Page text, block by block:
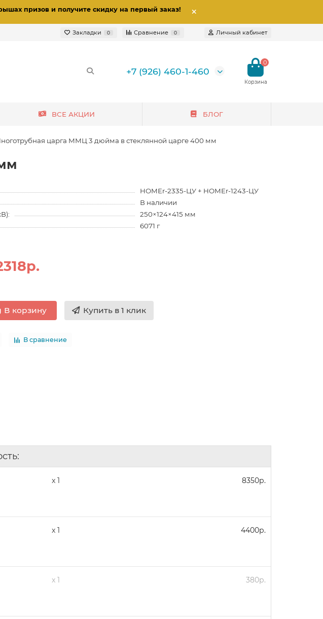
призов и получите скидку на первый заказ!
Закладки 0 Сравнение 0 Личный кабинет
+7 (926) 460-1-460
0
ВСЕ АКЦИИ БЛОГ
царга ММЦ 3 дюйма в стеклянной царге 400 мм
HOMEr-2335-ЦУ + HOMEr-1243-ЦУ
В наличии
250×124×415 мм
6071 г
В корзину Купить в 1 клик
В сравнение
x 1 8350р.
x 1 4400р.
x 1 380р.